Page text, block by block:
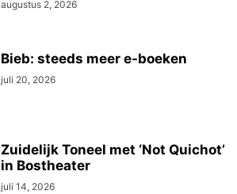
augustus 2, 2026
Bieb: steeds meer e-boeken
juli 20, 2026
Zuidelijk Toneel met ‘Not Quichot’
in Bostheater
juli 14, 2026